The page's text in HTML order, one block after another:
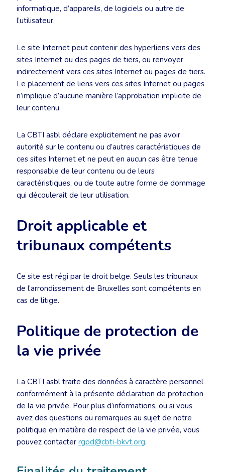
informatique, d’appareils, de logiciels ou autre de
l’utilisateur.
Le site Internet peut contenir des hyperliens vers des
sites Internet ou des pages de tiers, ou renvoyer
indirectement vers ces sites Internet ou pages de tiers.
Le placement de liens vers ces sites Internet ou pages
n’implique d’aucune manière l’approbation implicite de
leur contenu.
La CBTI asbl déclare explicitement ne pas avoir
autorité sur le contenu ou d’autres caractéristiques de
ces sites Internet et ne peut en aucun cas être tenue
responsable de leur contenu ou de leurs
caractéristiques, ou de toute autre forme de dommage
qui découlerait de leur utilisation.
Droit applicable et
tribunaux compétents
Ce site est régi par le droit belge. Seuls les tribunaux
de l’arrondissement de Bruxelles sont compétents en
cas de litige.
Politique de protection de
la vie privée
La CBTI asbl traite des données à caractère personnel
conformément à la présente déclaration de protection
de la vie privée. Pour plus d’informations, ou si vous
avez des questions ou remarques au sujet de notre
politique en matière de respect de la vie privée, vous
pouvez contacter rgpd@cbti-bkvt.org.